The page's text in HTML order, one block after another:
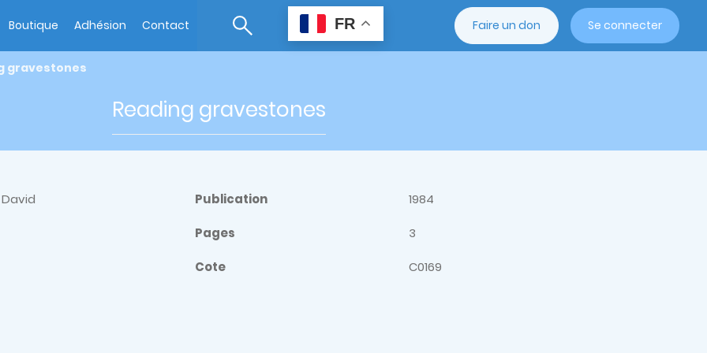
Boutique Adhésion Contact FR Faire un don Se connecter
gravestones
Reading gravestones
Publication 1984
Pages 3
Cote C0169